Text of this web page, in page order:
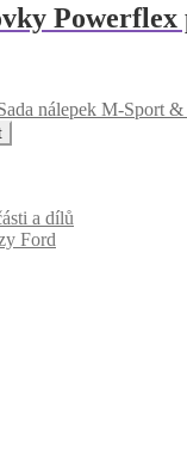
nálepek M-Sport
a dílů
Ford